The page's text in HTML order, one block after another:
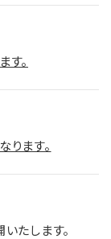
。
ます。
たします。